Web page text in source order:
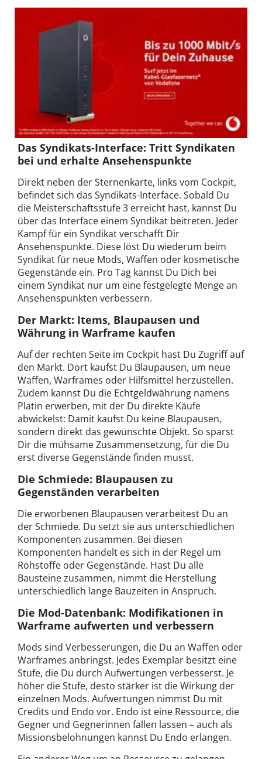
Das Syndikats-Interface: Tritt Syndikaten
bei und erhalte Ansehenspunkte
Direkt neben der Sternenkarte, links vom Cockpit,
befindet sich das Syndikats-Interface. Sobald Du
die Meisterschaftsstufe 3 erreicht hast, kannst Du
über das Interface einem Syndikat beitreten. Jeder
Kampf für ein Syndikat verschafft Dir
Ansehenspunkte. Diese löst Du wiederum beim
Syndikat für neue Mods, Waffen oder kosmetische
Gegenstände ein. Pro Tag kannst Du Dich bei
einem Syndikat nur um eine festgelegte Menge an
Ansehenspunkten verbessern.
Der Markt: Items, Blaupausen und
Währung in Warframe kaufen
Auf der rechten Seite im Cockpit hast Du Zugriff auf
den Markt. Dort kaufst Du Blaupausen, um neue
Waffen, Warframes oder Hilfsmittel herzustellen.
Zudem kannst Du die Echtgeldwährung namens
Platin erwerben, mit der Du direkte Käufe
abwickelst: Damit kaufst Du keine Blaupausen,
sondern direkt das gewünschte Objekt. So sparst
Dir die mühsame Zusammensetzung, für die Du
erst diverse Gegenstände finden musst.
Die Schmiede: Blaupausen zu
Gegenständen verarbeiten
Die erworbenen Blaupausen verarbeitest Du an
der Schmiede. Du setzt sie aus unterschiedlichen
Komponenten zusammen. Bei diesen
Komponenten handelt es sich in der Regel um
Rohstoffe oder Gegenstände. Hast Du alle
Bausteine zusammen, nimmt die Herstellung
unterschiedlich lange Bauzeiten in Anspruch.
Die Mod-Datenbank: Modifikationen in
Warframe aufwerten und verbessern
Mods sind Verbesserungen, die Du an Waffen oder
Warframes anbringst. Jedes Exemplar besitzt eine
Stufe, die Du durch Aufwertungen verbesserst. Je
höher die Stufe, desto stärker ist die Wirkung der
einzelnen Mods. Aufwertungen nimmst Du mit
Credits und Endo vor. Endo ist eine Ressource, die
Gegner und Gegnerinnen fallen lassen – auch als
Missionsbelohnungen kannst Du Endo erlangen.